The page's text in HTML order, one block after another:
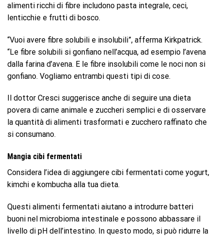
alimenti ricchi di fibre includono pasta integrale, ceci,
lenticchie e frutti di bosco.
“Vuoi avere fibre solubili e insolubili”, afferma Kirkpatrick.
“Le fibre solubili si gonfiano nell’acqua, ad esempio l’avena
dalla farina d’avena. E le fibre insolubili come le noci non si
gonfiano. Vogliamo entrambi questi tipi di cose.
Il dottor Cresci suggerisce anche di seguire una dieta
povera di carne animale e zuccheri semplici e di osservare
la quantità di alimenti trasformati e zucchero raffinato che
si consumano.
Mangia cibi fermentati
Considera l’idea di aggiungere cibi fermentati come yogurt,
kimchi e kombucha alla tua dieta.
Questi alimenti fermentati aiutano a introdurre batteri
buoni nel microbioma intestinale e possono abbassare il
livello di pH dell’intestino. In questo modo, si può ridurre la